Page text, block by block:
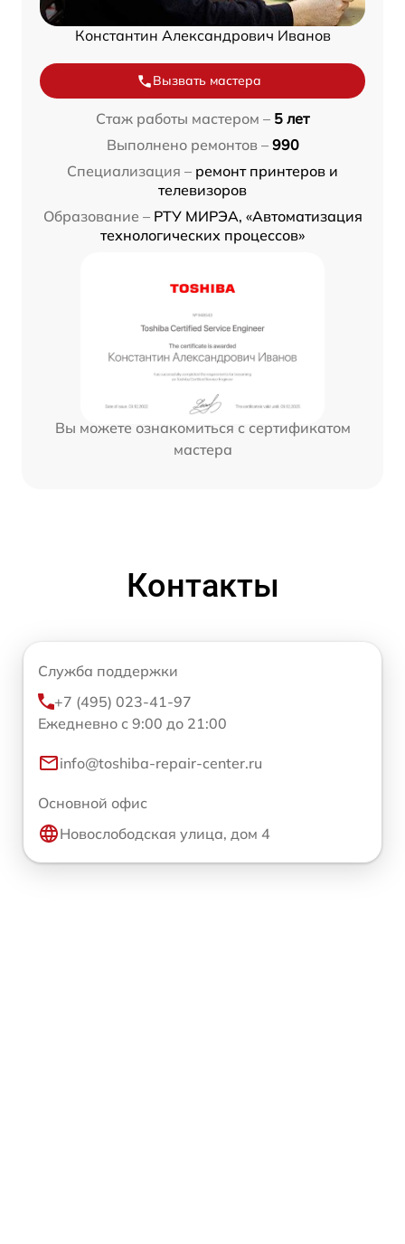
Константин Александрович Иванов
Вызвать мастера
Стаж работы мастером – 5 лет
Выполнено ремонтов – 990
Специализация – ремонт принтеров и
телевизоров
Образование – РТУ МИРЭА, «Автоматизация
технологических процессов»
Вы можете ознакомиться с сертификатом
мастера
Контакты
Служба поддержки
+7 (495) 023-41-97
Ежедневно с 9:00 до 21:00
info@toshiba-repair-center.ru
Основной офис
Новослободская улица, дом 4